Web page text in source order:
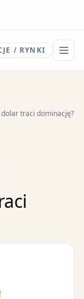
/ RYNKI
traci dominację?